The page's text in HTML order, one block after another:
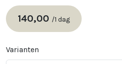
140,00 /1 dag
Varianten